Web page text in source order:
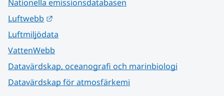
Nationella emissionsdatabasen
Luftwebb
Luftmiljödata
VattenWebb
Datavärdskap, oceanografi och marinbiologi
Datavärdskap för atmosfärkemi